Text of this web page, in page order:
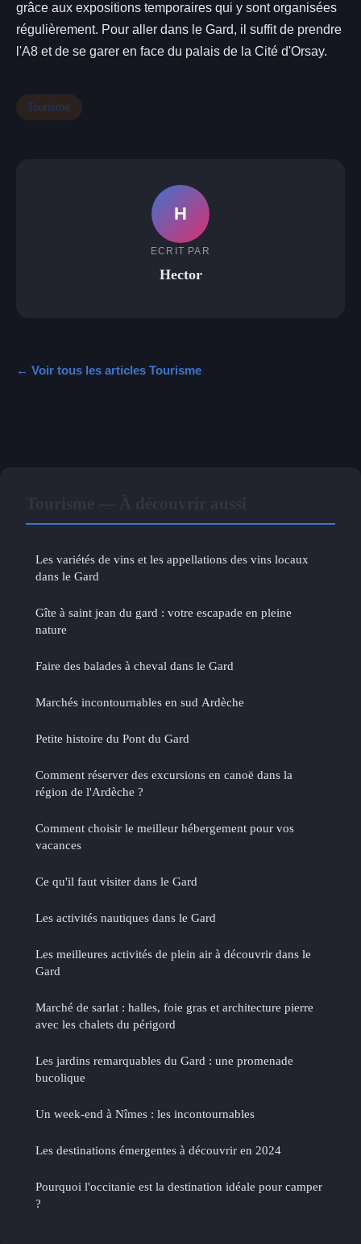
grâce aux expositions temporaires qui y sont organisées
régulièrement. Pour aller dans le Gard, il suffit de prendre
l'A8 et de se garer en face du palais de la Cité d'Orsay.
Tourisme
H
ECRIT PAR
Hector
← Voir tous les articles Tourisme
Les variétés de vins et les appellations des vins locaux
dans le Gard
Gîte à saint jean du gard : votre escapade en pleine
nature
Faire des balades à cheval dans le Gard
Marchés incontournables en sud Ardèche
Petite histoire du Pont du Gard
Comment réserver des excursions en canoë dans la
région de l'Ardèche ?
Comment choisir le meilleur hébergement pour vos
vacances
Ce qu'il faut visiter dans le Gard
Les activités nautiques dans le Gard
Les meilleures activités de plein air à découvrir dans le
Gard
Marché de sarlat : halles, foie gras et architecture pierre
avec les chalets du périgord
Les jardins remarquables du Gard : une promenade
bucolique
Un week-end à Nîmes : les incontournables
Les destinations émergentes à découvrir en 2024
Pourquoi l'occitanie est la destination idéale pour camper
?